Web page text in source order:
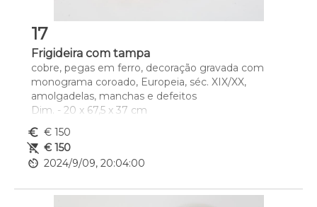
17
Frigideira com tampa
cobre, pegas em ferro, decoração gravada com
monograma coroado, Europeia, séc. XIX/XX,
amolgadelas, manchas e defeitos
Dim. - 20 x 67,5 x 37 cm
euro_symbol € 150
remove_shopping_cart € 150
av_timer 2024/9/09, 20:04:00